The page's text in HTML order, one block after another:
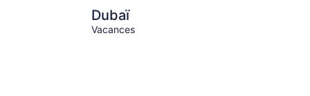
Dubaï
Vacances